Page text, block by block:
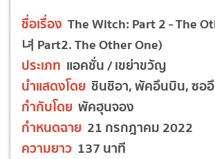
ชื่อเรื่อง The Witch: Part 2 - The
녀 Part2. The Other One)
ประเภท แอคชั่น / เขย่าขวัญ
นำแสดงโดย ชินชิอา, พัคอึนบิน, ซอ
กำกับโดย พัคฮุนจอง
กำหนดฉาย 21 กรกฎาคม 2022
ความยาว 137 นาที